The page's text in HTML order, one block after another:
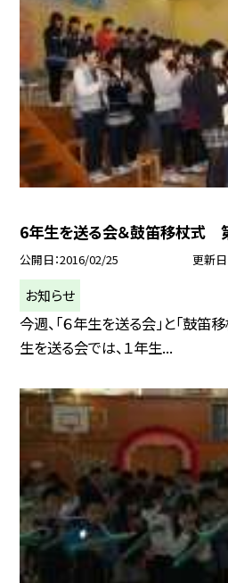
6年生を送る会＆鼓笛移杖式
公開日 2016/02/25 更新日
お知らせ
今週、「６年生を送る会」と「鼓笛
生を送る会では、１年生...